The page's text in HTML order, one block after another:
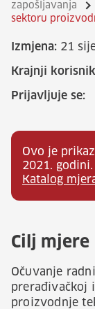
zapošljavanja
sektoru
Izmjena: 21
Krajnji
Prijavljuje se:
Ovo je
2021.
Katalog
Cilj mjere
Očuvanje
prerađivačkoj
proizvodnje